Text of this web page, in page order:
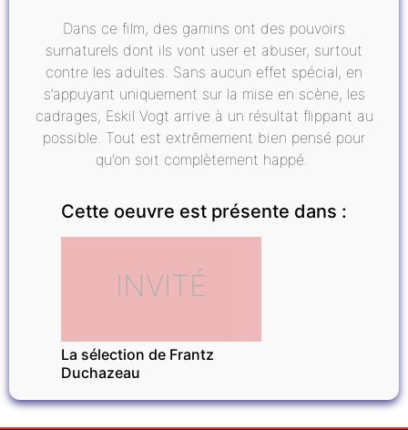
Dans ce film, des gamins ont des pouvoirs
surnaturels dont ils vont user et abuser, surtout
contre les adultes. Sans aucun effet spécial, en
s’appuyant uniquement sur la mise en scène, les
cadrages, Eskil Vogt arrive à un résultat flippant au
possible. Tout est extrêmement bien pensé pour
qu’on soit complètement happé.
Cette oeuvre est présente dans :
INVITÉ
La sélection de Frantz
Duchazeau